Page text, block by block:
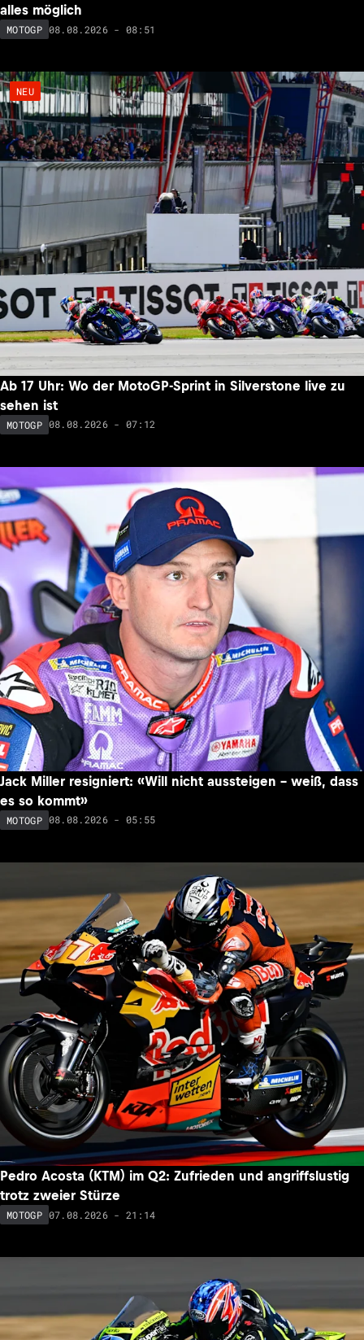
alles möglich
MOTOGP 08.08.2026 - 08:51
NEU
Ab 17 Uhr: Wo der MotoGP-Sprint in Silverstone live zu
sehen ist
MOTOGP 08.08.2026 - 07:12
Jack Miller resigniert: «Will nicht aussteigen – weiß, dass
es so kommt»
MOTOGP 08.08.2026 - 05:55
Pedro Acosta (KTM) im Q2: Zufrieden und angriffslustig
trotz zweier Stürze
MOTOGP 07.08.2026 - 21:14